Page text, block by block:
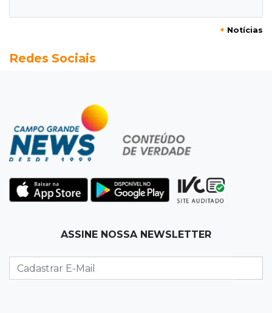
sem energia em Campo Grande
Mulher em situação de rua coloca fogo em
terreno e causa incêndio no Santo Amaro
12:10 Direito
encurta tarefas administrativas
Justiça manda tirar canil e proíbe treino do
+ Notícias
Redes Sociais
ASSINE NOSSA NEWSLETTER